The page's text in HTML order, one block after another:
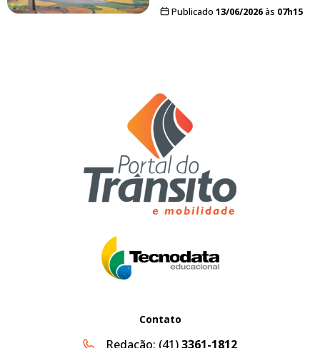
Publicado 13/06/2026às 07h15
Contato
Redação: (41)3361-1812